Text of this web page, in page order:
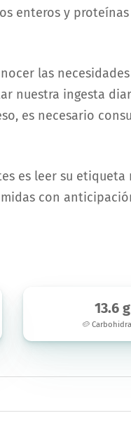
enteros y
las
nuestra ingesta
es necesario
es leer su
con
13.6 g
🥔